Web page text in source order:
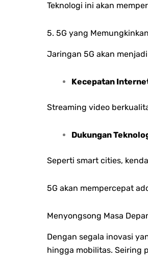
Teknologi ini akan
5. 5G yang
Jaringan 5G akan
Kecepatan
Streaming video
Dukungan
Seperti smart cities,
5G akan mempercepat
Menyongsong Masa
Dengan segala inovasi
hingga mobilitas. Seiring